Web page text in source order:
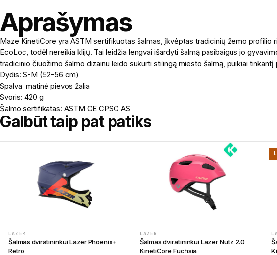
Aprašymas
Maze KinetiCore yra ASTM sertifikuotas šalmas, įkvėptas tradicinių žemo
EcoLoc, todėl nereikia klijų. Tai leidžia lengvai išardyti šalmą pasibaigus jo
tradicinio čiuožimo šalmo dizainu leido sukurti stilingą miesto šalmą, puikiai
Dydis: S-M (52-56 cm)
Spalva: matinė pievos žalia
Svoris: 420 g
Šalmo sertifikatas: ASTM CE CPSC AS
Galbūt taip pat patiks
LAZER
Šalmas dviratininkui Lazer Phoenix+
Retro
LAZER
Šalmas dviratininkui Lazer Nutz 2.0
KinetiCore Fuchsia